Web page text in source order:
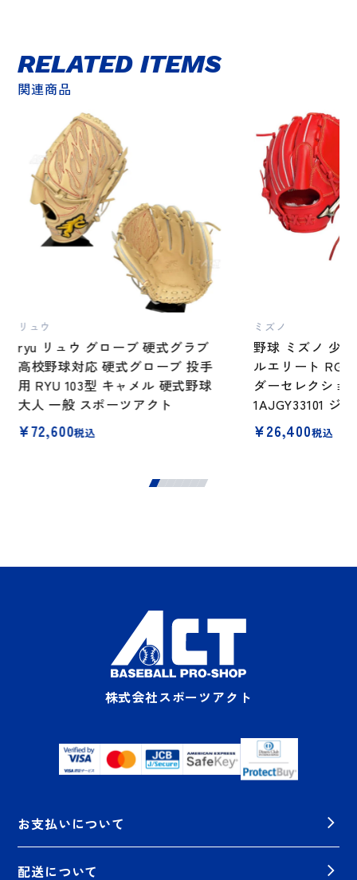
関連商品
RELATED ITEMS
リュウ
ryu リュウ グローブ 硬式グラブ
高校野球対応 硬式グローブ 投手
用 RYU 103型 キャメル 硬式野球
大人 一般 スポーツアクト
¥72,600税込
ミズノ
野球 ミズノ 少
ルエリート RG
ダーセレクショ
1AJGY33101 ジ
¥26,400税込
株式会社スポーツアクト
お支払いについて
配送について